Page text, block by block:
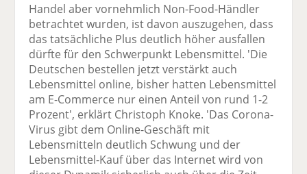
Handel aber vornehmlich Non-Food-Händler
betrachtet wurden, ist davon auszugehen, dass
das tatsächliche Plus deutlich höher ausfallen
dürfte für den Schwerpunkt Lebensmittel. 'Die
Deutschen bestellen jetzt verstärkt auch
Lebensmittel online, bisher hatten Lebensmittel
am E-Commerce nur einen Anteil von rund 1-2
Prozent', erklärt Christoph Knoke. 'Das Corona-
Virus gibt dem Online-Geschäft mit
Lebensmitteln deutlich Schwung und der
Lebensmittel-Kauf über das Internet wird von